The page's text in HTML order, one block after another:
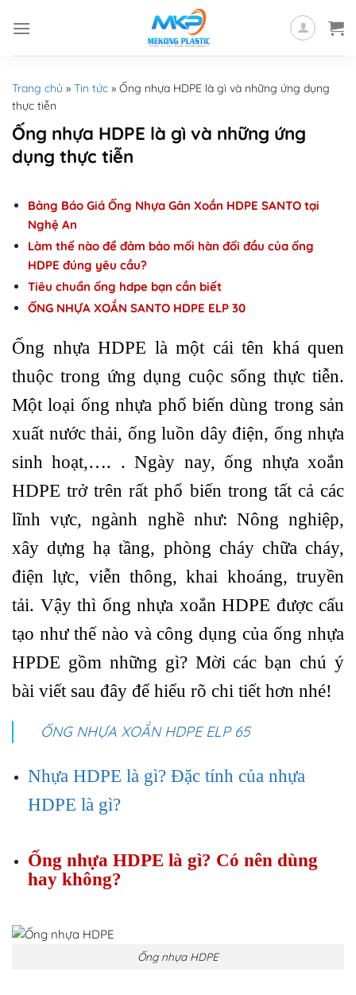
Trang chủ » Tin tức » Ống nhựa HDPE là gì và những ứng dụng
thực tiễn
Ống nhựa HDPE là gì và những ứng
dụng thực tiễn
Bảng Báo Giá Ống Nhựa Gân Xoắn HDPE SANTO tại
Nghệ An
Làm thế nào để đảm bảo mối hàn đối đầu của ống
HDPE đúng yêu cầu?
Tiêu chuẩn ống hdpe bạn cần biết
ỐNG NHỰA XOẮN SANTO HDPE ELP 30
Ống nhựa HDPE là một cái tên khá quen
thuộc trong ứng dụng cuộc sống thực tiễn.
Một loại ống nhựa phổ biến dùng trong sản
xuất nước thải, ống luồn dây điện, ống nhựa
sinh hoạt,…. . Ngày nay, ống nhựa xoắn
HDPE trở trên rất phổ biến trong tất cả các
lĩnh vực, ngành nghề như: Nông nghiệp,
xây dựng hạ tầng, phòng cháy chữa cháy,
điện lực, viễn thông, khai khoáng, truyền
tải. Vậy thì ống nhựa xoắn HDPE được cấu
tạo như thế nào và công dụng của ống nhựa
HPDE gồm những gì? Mời các bạn chú ý
bài viết sau đây để hiểu rõ chi tiết hơn nhé!
ỐNG NHỰA XOẮN HDPE ELP 65
Nhựa HDPE là gì? Đặc tính của nhựa
HDPE là gì?
Ống nhựa HDPE là gì? Có nên dùng
hay không?
Ống nhựa HDPE